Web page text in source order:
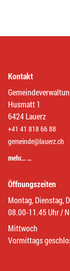
Kontakt
Husmatt 1
6424 Lauerz
+41 41 818 66 88
gemeinde@lauerz.ch
mehr… …
Öffnungszeiten
Montag, Dienstag,
08.00-11.45 Uhr /
Mittwoch
Vormittags